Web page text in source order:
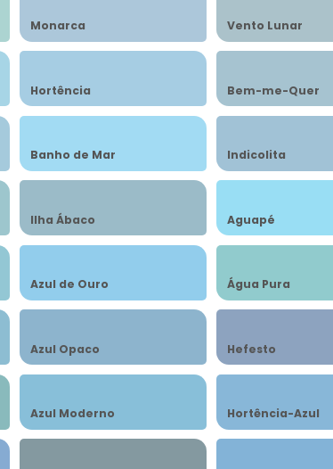
Monarca Vento Lunar
Hortência Bem-me-Quer
Banho de Mar Indicolita
Ilha Ábaco Aguapé
Azul de Ouro Água Pura
Azul Opaco Hefesto
Azul Moderno Hortência-Azul